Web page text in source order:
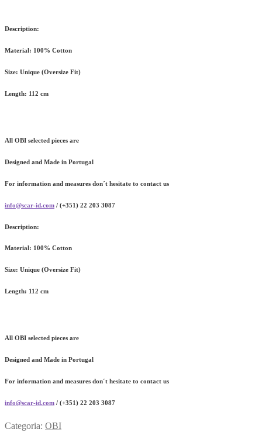
Description:
Material: 100% Cotton
Size: Unique (Oversize Fit)
Length: 112 cm
All OBI selected pieces are
Designed and Made in Portugal
For information and measures don´t hesitate to contact us
info@scar-id.com / (+351) 22 203 3087
Description:
Material: 100% Cotton
Size: Unique (Oversize Fit)
Length: 112 cm
All OBI selected pieces are
Designed and Made in Portugal
For information and measures don´t hesitate to contact us
info@scar-id.com / (+351) 22 203 3087
Categoria: OBI